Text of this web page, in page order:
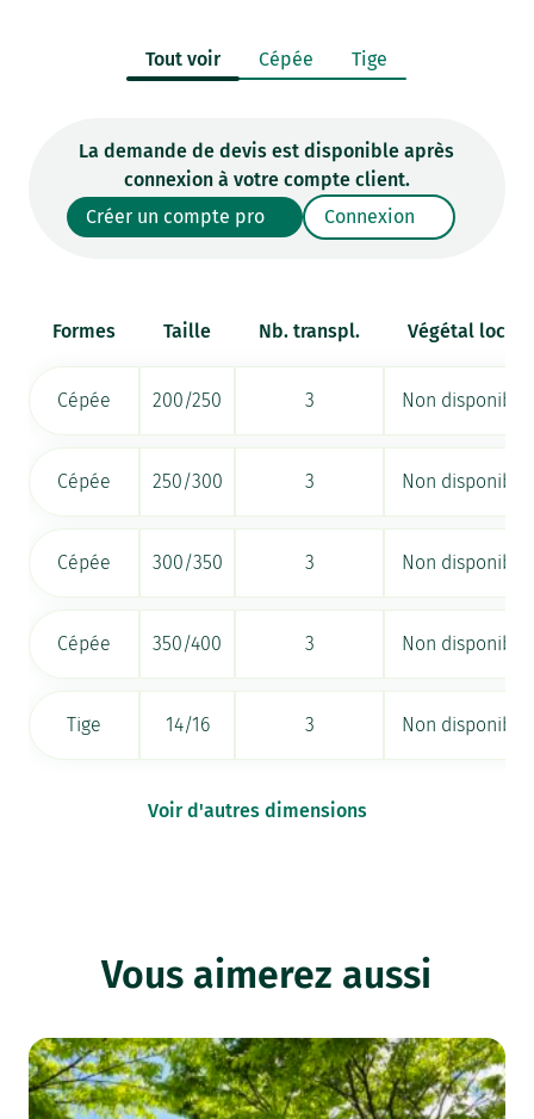
Tout voir Cépée Tige
La demande de devis est disponible après
connexion à votre compte client.
Créer un compte pro
Connexion
Formes Taille Nb. transpl. Végétal local
Cépée 200/250 3 Non disponible
Cépée 250/300 3 Non disponible
Cépée 300/350 3 Non disponible
Cépée 350/400 3 Non disponible
Tige 14/16 3 Non disponible
Voir d'autres dimensions
Vous aimerez aussi